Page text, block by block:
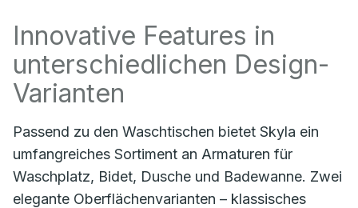
Innovative Features in
unterschiedlichen Design-
Varianten
Passend zu den Waschtischen bietet Skyla ein
umfangreiches Sortiment an Armaturen für
Waschplatz, Bidet, Dusche und Badewanne. Zwei
elegante Oberflächenvarianten – klassisches